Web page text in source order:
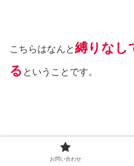
こちらはなんと縛りなし
る ということです。
月4回コース(8,800円)より通
お問い合わせ